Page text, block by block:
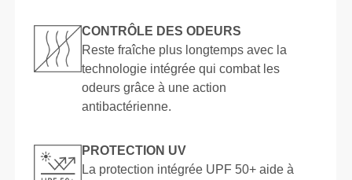
CONTRÔLE DES ODEURS
Reste fraîche plus longtemps avec la
technologie intégrée qui combat les
odeurs grâce à une action
antibactérienne.
PROTECTION UV
La protection intégrée UPF 50+ aide à